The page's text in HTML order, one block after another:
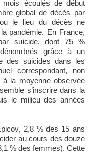
mois écoulés de début
global de décès par
ou le lieu du décès ne
pandémie. En France,
suicide, dont 75 %
grâce à un
des suicides dans les
correspondant, non
à la moyenne observée
s’inscrire dans la
le milieu des années
2,8 % des 15 ans
au cours des douze
% des femmes). Cette